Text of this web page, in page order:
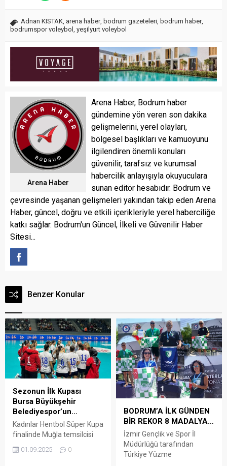
Adnan KISTAK, arena haber, bodrum gazeteleri, bodrum haber,
bodrumspor voleybol , yeşilyurt voleybol
Arena Haber
Arena Haber, Bodrum haber
gündemine yön veren son dakika
gelişmelerini, yerel olayları,
bölgesel başlıkları ve kamuoyunu
ilgilendiren önemli konuları
güvenilir, tarafsız ve kurumsal
habercilik anlayışıyla okuyuculara
sunan editör hesabıdır. Bodrum ve
çevresinde yaşanan gelişmeleri yakından takip eden Arena
Haber, güncel, doğru ve etkili içerikleriyle yerel haberciliğe
katkı sağlar. Bodrum'un Güncel, İlkeli ve Güvenilir Haber
Sitesi...
Benzer Konular
Sezonun İlk Kupası
Bursa Büyükşehir
Belediyespor’un…
Kadınlar Hentbol Süper Kupa
finalinde Muğla temsilcisi
Yalıkavakspor, Bursa
01.09.2025 0
BODRUM’A İLK GÜNDEN
BİR REKOR 8 MADALYA…
İzmir Gençlik ve Spor İl
Müdürlüğü tarafından
Türkiye Yüzme